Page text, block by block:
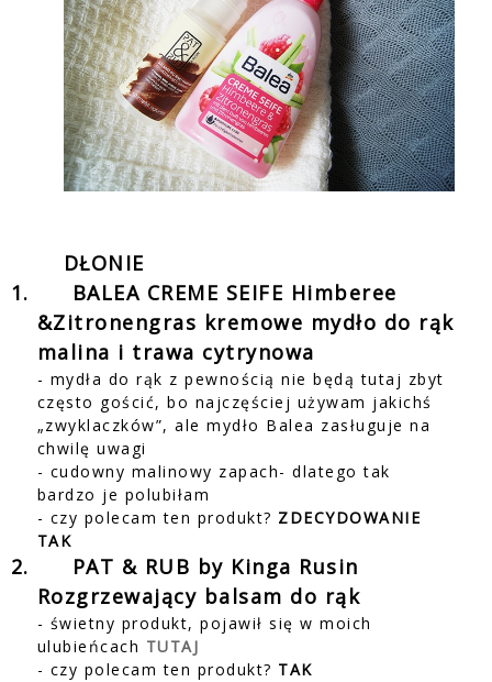
DŁONIE
1.
BALEA CREME SEIFE Himberee
&Zitronengras kremowe mydło do rąk
malina i trawa cytrynowa
- mydła do rąk z pewnością nie będą tutaj zbyt
często gościć, bo najczęściej używam jakichś
„zwyklaczków”, ale mydło Balea zasługuje na
chwilę uwagi
- cudowny malinowy zapach- dlatego tak
bardzo je polubiłam
- czy polecam ten produkt? ZDECYDOWANIE
TAK
2.
PAT & RUB by Kinga Rusin
Rozgrzewający balsam do rąk
- świetny produkt, pojawił się w moich
ulubieńcach TUTAJ
- czy polecam ten produkt? TAK